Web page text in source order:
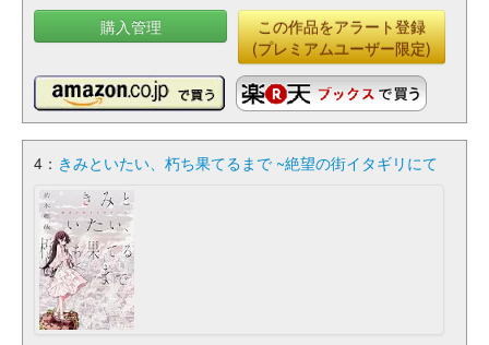
購入管理
この作品をアラート登録
(プレミアムユーザー限定)
4： きみといたい、朽ち果てるまで ~絶望の街イタギリにて